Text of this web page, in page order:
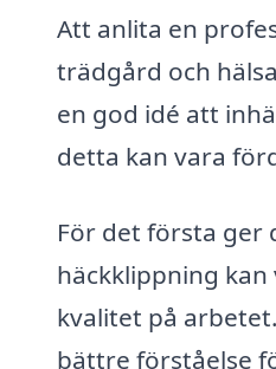
Att anlita en
trädgård och
en god idé att
detta kan vara
För det första ger
häckklippning
kvalitet på
bättre förståelse